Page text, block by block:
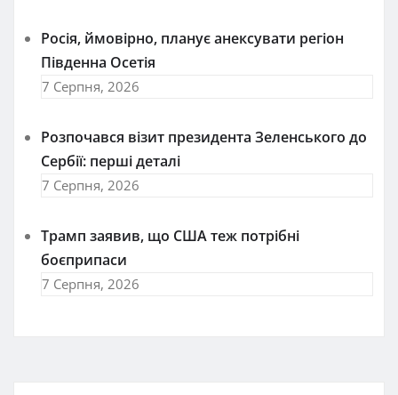
Росія, ймовірно, планує анексувати регіон
Південна Осетія
7 Серпня, 2026
Розпочався візит президента Зеленського до
Сербії: перші деталі
7 Серпня, 2026
Трамп заявив, що США теж потрібні
боєприпаси
7 Серпня, 2026